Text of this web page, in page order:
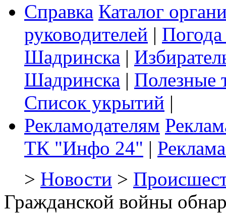
Справка Каталог
руководителей |
Шадринска |
Шадринска | Полезные
Список укрытий |
Рекламодателям
ТК "Инфо 24" |
> Новости >
Гражданской войны